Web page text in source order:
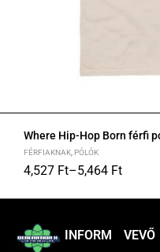
Where Hip-Hop Born férfi
FÉRFIAKNAK PÓLÓK
4,527 Ft–5,464 Ft
INFORM
VEVŐ